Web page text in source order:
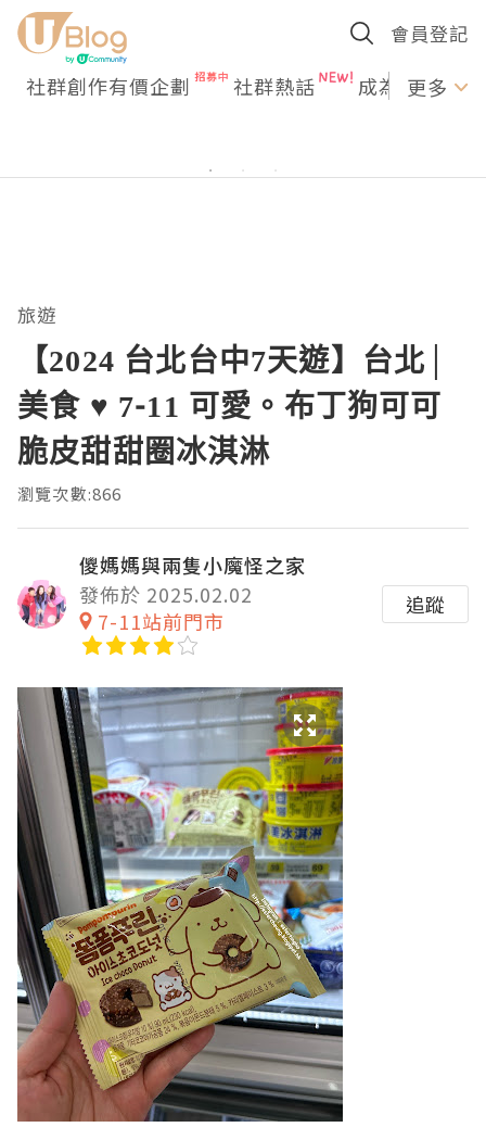
會員登記
社群創作有價企劃 社群熱話 成為U更多
旅遊
【2024 台北台中7天遊】台北│
美食 ♥ 7-11 可愛。布丁狗可可
脆皮甜甜圈冰淇淋
瀏覽次數:866
儍媽媽與兩隻小魔怪之家
發佈於 2025.02.02
7-11站前門市
追蹤